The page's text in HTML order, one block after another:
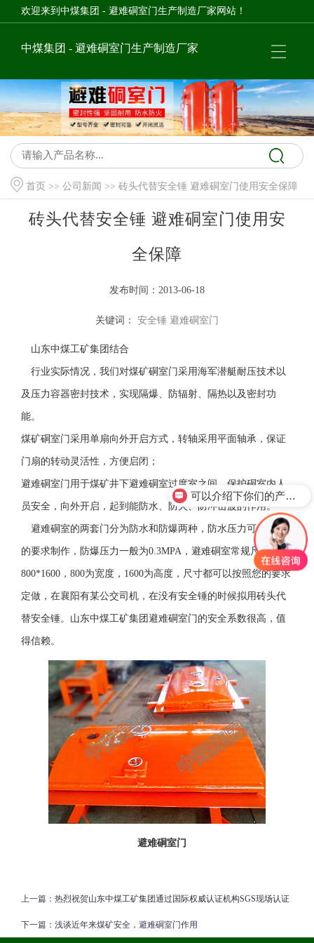
欢迎来到中煤集团 - 避难硐室门生产制造厂家网站！
中煤集团 - 避难硐室门生产制造厂家
首页 >>公司新闻 >> 砖头代替安全锤 避难硐室门使用安全保障
砖头代替安全锤 避难硐室门使用安
全保障
发布时间：2013-06-18
关键词： 安全锤 避难硐室门
山东中煤工矿集团结合
行业实际情况，我们对煤矿硐室门采用海军潜艇耐压技术以
及压力容器密封技术，实现隔爆、防辐射、隔热以及密封功
能。
煤矿硐室门采用单扇向外开启方式，转轴采用平面轴承，保证
门扇的转动灵活性，方便启闭；
避难硐室门用于煤矿井下避难硐室过度室之间。保护硐室内人
员安全，向外开启，起到能防水、防火、防冲击波的作用。
避难硐室的两套门分为防水和防爆两种，防水压力可根据您
的要求制作，防爆压力一般为0.3MPA，避难硐室常规尺寸有
800*1600，800为宽度，1600为高度，尺寸都可以按照您的要求
定做，在襄阳有某公交司机，在没有安全锤的时候拟用砖头代
替安全锤。山东中煤工矿集团避难硐室门的安全系数很高，值
得信赖。
避难硐室门
上一篇： 热烈祝贺山东中煤工矿集团通过国际权威认证机构SGS现场认证
下一篇： 浅谈近年来煤矿安全，避难硐室门作用
可以介绍下你们的产品么？